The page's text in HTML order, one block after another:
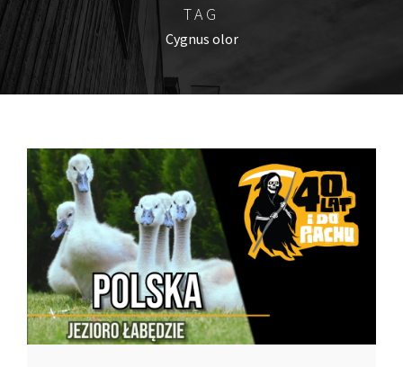
TAG
Cygnus olor